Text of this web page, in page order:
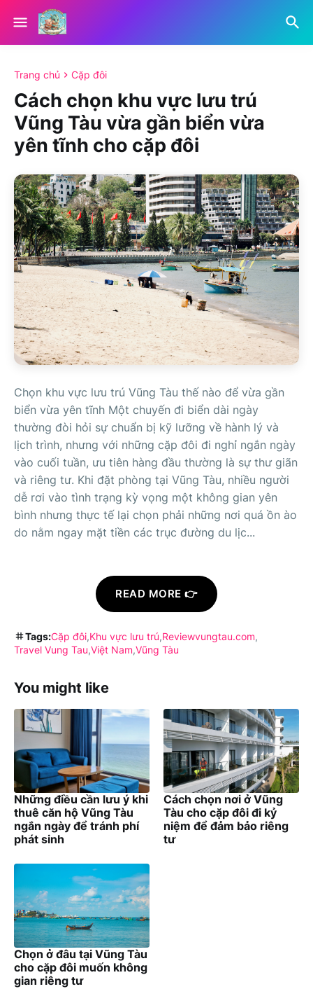
Trang chủ Cặp đôi
Cách chọn khu vực lưu trú
Vũng Tàu vừa gần biển vừa
yên tĩnh cho cặp đôi
Chọn khu vực lưu trú Vũng Tàu thế nào để vừa gần
biển vừa yên tĩnh Một chuyến đi biển dài ngày
thường đòi hỏi sự chuẩn bị kỹ lưỡng về hành lý và
lịch trình, nhưng với những cặp đôi đi nghỉ ngắn ngày
vào cuối tuần, ưu tiên hàng đầu thường là sự thư giãn
và riêng tư. Khi đặt phòng tại Vũng Tàu, nhiều người
dễ rơi vào tình trạng kỳ vọng một không gian yên
bình nhưng thực tế lại chọn phải những nơi quá ồn ào
do nằm ngay mặt tiền các trục đường du lịc...
READ MORE 👉
Tags:Cặp đôi Khu vực lưu trú Reviewvungtau.com
Travel Vung Tau Việt Nam Vũng Tàu
You might like
Những điều cần lưu ý khi
thuê căn hộ Vũng Tàu
ngắn ngày để tránh phí
phát sinh
Cách chọn nơi ở Vũng
Tàu cho cặp đôi đi kỷ
niệm để đảm bảo riêng
tư
Chọn ở đâu tại Vũng Tàu
cho cặp đôi muốn không
gian riêng tư